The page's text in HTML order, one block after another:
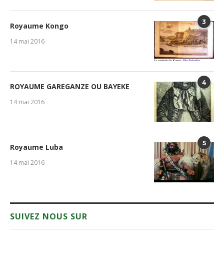
3
Royaume Kongo
14 mai 2016
4
ROYAUME GAREGANZE OU BAYEKE
14 mai 2016
5
Royaume Luba
14 mai 2016
SUIVEZ NOUS SUR